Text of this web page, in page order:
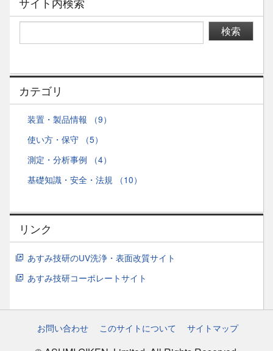
検索
カテゴリ
装置・製品情報 （9）
使い方・保守 （5）
測定・分析事例 （4）
基礎知識・安全・法規 （10）
リンク
あすみ技研のUV洗浄・表面改質サイト
あすみ技研コーポレートサイト
お問い合わせ このサイトについて サイトマップ